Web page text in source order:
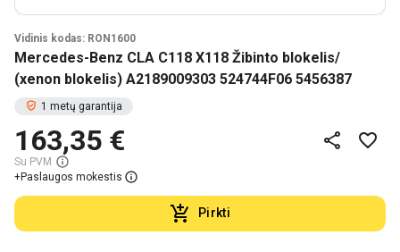
Vidinis kodas: RON1600
Mercedes-Benz CLA C118 X118 Žibinto blokelis/
(xenon blokelis) A2189009303 524744F06 5456387
1 metų garantija
163,35 €
Su PVM
+Paslaugos mokestis
Pirkti